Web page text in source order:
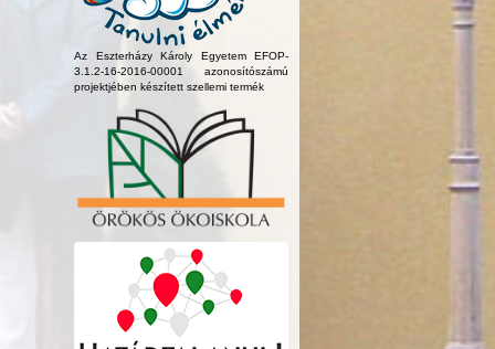
Az Eszterházy Károly Egyetem EFOP-
3.1.2-16-2016-00001 azonosítószámú
projektjében készített szellemi termék